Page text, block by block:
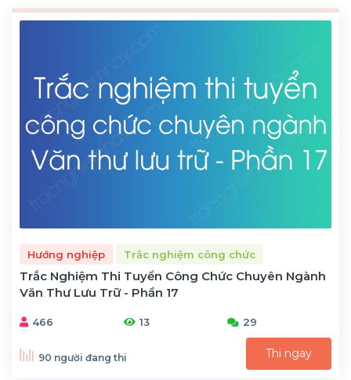
Hướng nghiệp Trắc nghiệm công chức
Trắc Nghiệm Thi Tuyển Công Chức Chuyên Ngành
Văn Thư Lưu Trữ - Phần 17
466 13 29
90 người đang thi Thi ngay